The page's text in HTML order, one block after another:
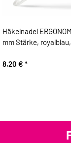
Häkelnadel
mm Stärke,
8,20 € *